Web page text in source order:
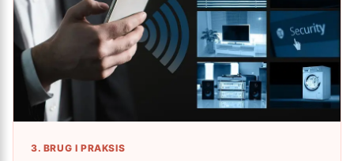
3. BRUG I PRAKSIS